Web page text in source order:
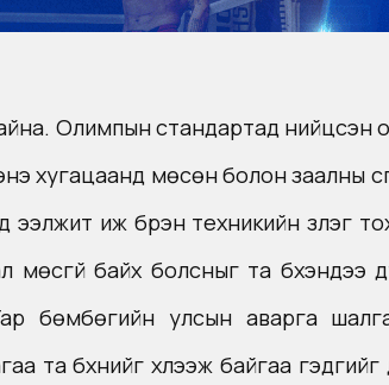
Олимпын стандартад
хугацаанд мөсөн болон заалны
иж бүрэн техникийн үзлэг
мөсгүй байх болсныгта бүхэндээ
бөмбөгийн улсын аварга
та бүхнийг хүлээж байгаа